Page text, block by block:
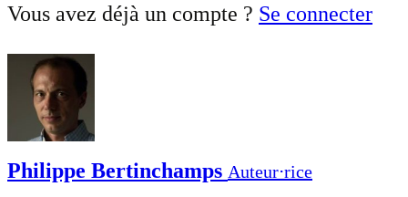
Vous avez déjà un compte ? Se connecter
Philippe Bertinchamps Auteur⋅rice